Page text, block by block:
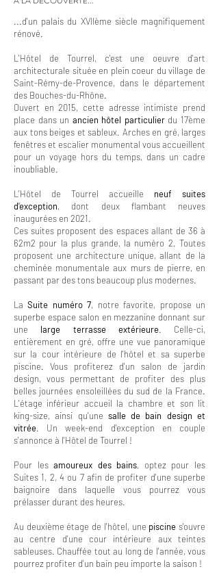
...d'un palais du XVIIème siècle magnifiquement
rénové.
L'Hôtel de Tourrel, c'est une oeuvre d'art
architecturale située en plein coeur du village de
Saint-Rémy-de-Provence, dans le département
des Bouches-du-Rhône.
Ouvert en 2015, cette adresse intimiste prend
place dans un ancien hôtel particulierdu 17ème
aux tons beiges et sableux. Arches en gré, larges
fenêtres et escalier monumental vous accueillent
pour un voyage hors du temps, dans un cadre
inoubliable.
L'Hôtel de Tourrel accueille neuf suites
d'exception, dont deux flambant neuves
inaugurées en 2021.
Ces suites proposent des espaces allant de 36 à
62m2 pour la plus grande, la numéro 2. Toutes
proposent une architecture unique, allant de la
cheminée monumentale aux murs de pierre, en
passant par des tons beaucoup plus modernes.
LaSuite numéro 7, notre favorite, propose un
superbe espace salon en mezzanine donnant sur
une large terrasse extérieure. Celle-ci,
entièrement en gré, offre une vue panoramique
sur la cour intérieure de l'hôtel et sa superbe
piscine. Vous profiterez d'un salon de jardin
design, vous permettant de profiter des plus
belles journées ensoleillées du sud de la France.
L'étage inférieur accueil la chambre et son lit
king-size, ainsi qu'une salle de bain design et
vitrée. Un week-end d'exception en couple
s'annonce à l'Hôtel de Tourrel !
Pour lesamoureux des bains, optez pour les
Suites 1, 2, 4 ou 7 afin de profiter d'une superbe
baignoire dans laquelle vous pourrez vous
prélasser durant des heures.
Au deuxième étage de l'hôtel, une piscines'ouvre
au centre d'une cour intérieure aux teintes
sableuses. Chauffée tout au long de l'année, vous
pourrez profiter d'un bain peu importe la saison !